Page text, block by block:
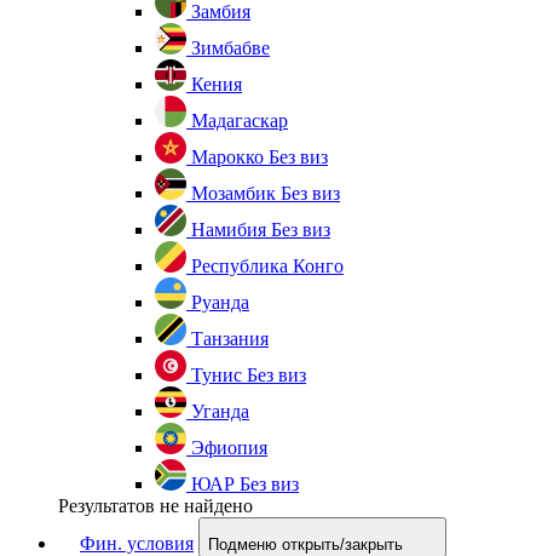
Замбия
Зимбабве
Кения
Мадагаскар
Марокко Без виз
Мозамбик Без виз
Намибия Без виз
Республика Конго
Руанда
Танзания
Тунис Без виз
Уганда
Эфиопия
ЮАР Без виз
Результатов не найдено
Фин. условия
Подменю открыть/закрыть